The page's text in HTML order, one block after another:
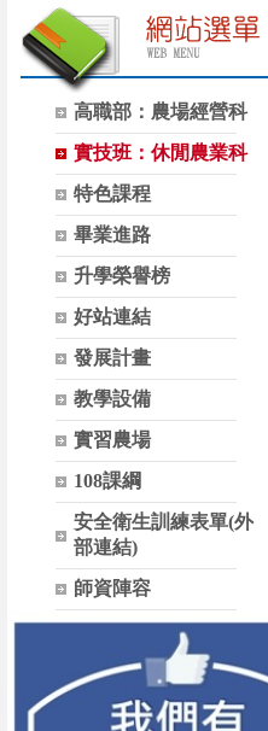
高職部：農場經營科
實技班：休閒農業科
特色課程
畢業進路
升學榮譽榜
好站連結
發展計畫
教學設備
實習農場
108課綱
安全衛生訓練表單(外
部連結)
師資陣容